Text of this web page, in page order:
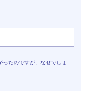
たのですが、なぜでしょ